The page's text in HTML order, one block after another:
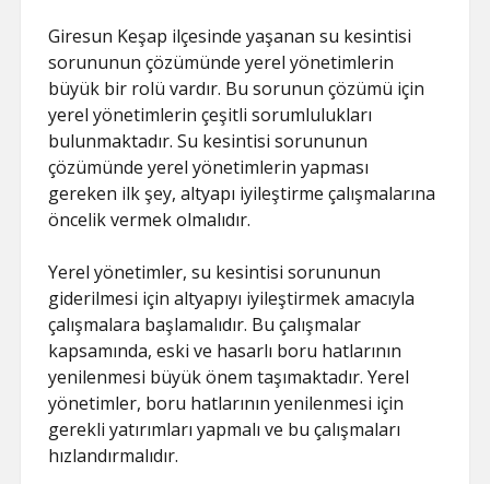
Giresun Keşap ilçesinde yaşanan su kesintisi
sorununun çözümünde yerel yönetimlerin
büyük bir rolü vardır. Bu sorunun çözümü için
yerel yönetimlerin çeşitli sorumlulukları
bulunmaktadır. Su kesintisi sorununun
çözümünde yerel yönetimlerin yapması
gereken ilk şey, altyapı iyileştirme çalışmalarına
öncelik vermek olmalıdır.
Yerel yönetimler, su kesintisi sorununun
giderilmesi için altyapıyı iyileştirmek amacıyla
çalışmalara başlamalıdır. Bu çalışmalar
kapsamında, eski ve hasarlı boru hatlarının
yenilenmesi büyük önem taşımaktadır. Yerel
yönetimler, boru hatlarının yenilenmesi için
gerekli yatırımları yapmalı ve bu çalışmaları
hızlandırmalıdır.